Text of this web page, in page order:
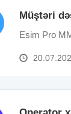
Müştəri
Esim Pro